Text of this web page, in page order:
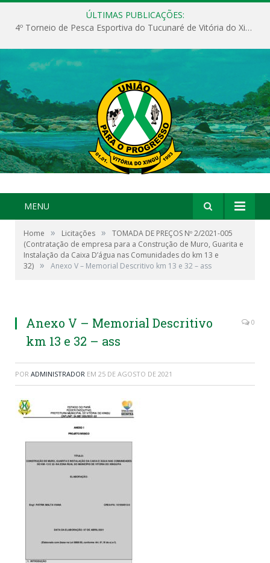
ÚLTIMAS PUBLICAÇÕES:
4º Torneio de Pesca Esportiva do Tucunaré de Vitória do Xingu
MENU
Home » Licitações »
TOMADA DE PREÇOS Nº 2/2021-005
(Contratação de empresa para a Construção de Muro, Guarita e
Instalação da Caixa D’água nas Comunidades do km 13 e
32) » Anexo V – Memorial Descritivo km 13 e 32 – ass
Anexo V – Memorial Descritivo
km 13 e 32 – ass
0
POR ADMINISTRADOR EM 25 DE AGOSTO DE 2021